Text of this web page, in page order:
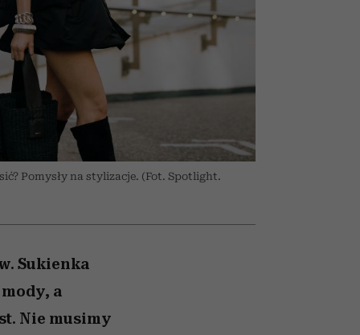
Pomysły na stylizacje. (Fot. Spotlight.
Sukienka
a
Nie musimy